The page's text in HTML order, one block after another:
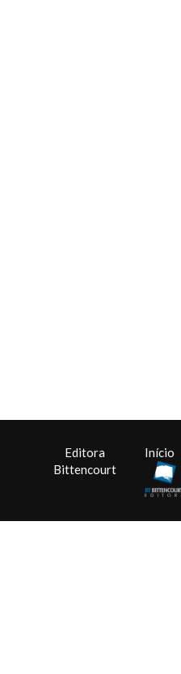
Editora
Bittencourt
Início